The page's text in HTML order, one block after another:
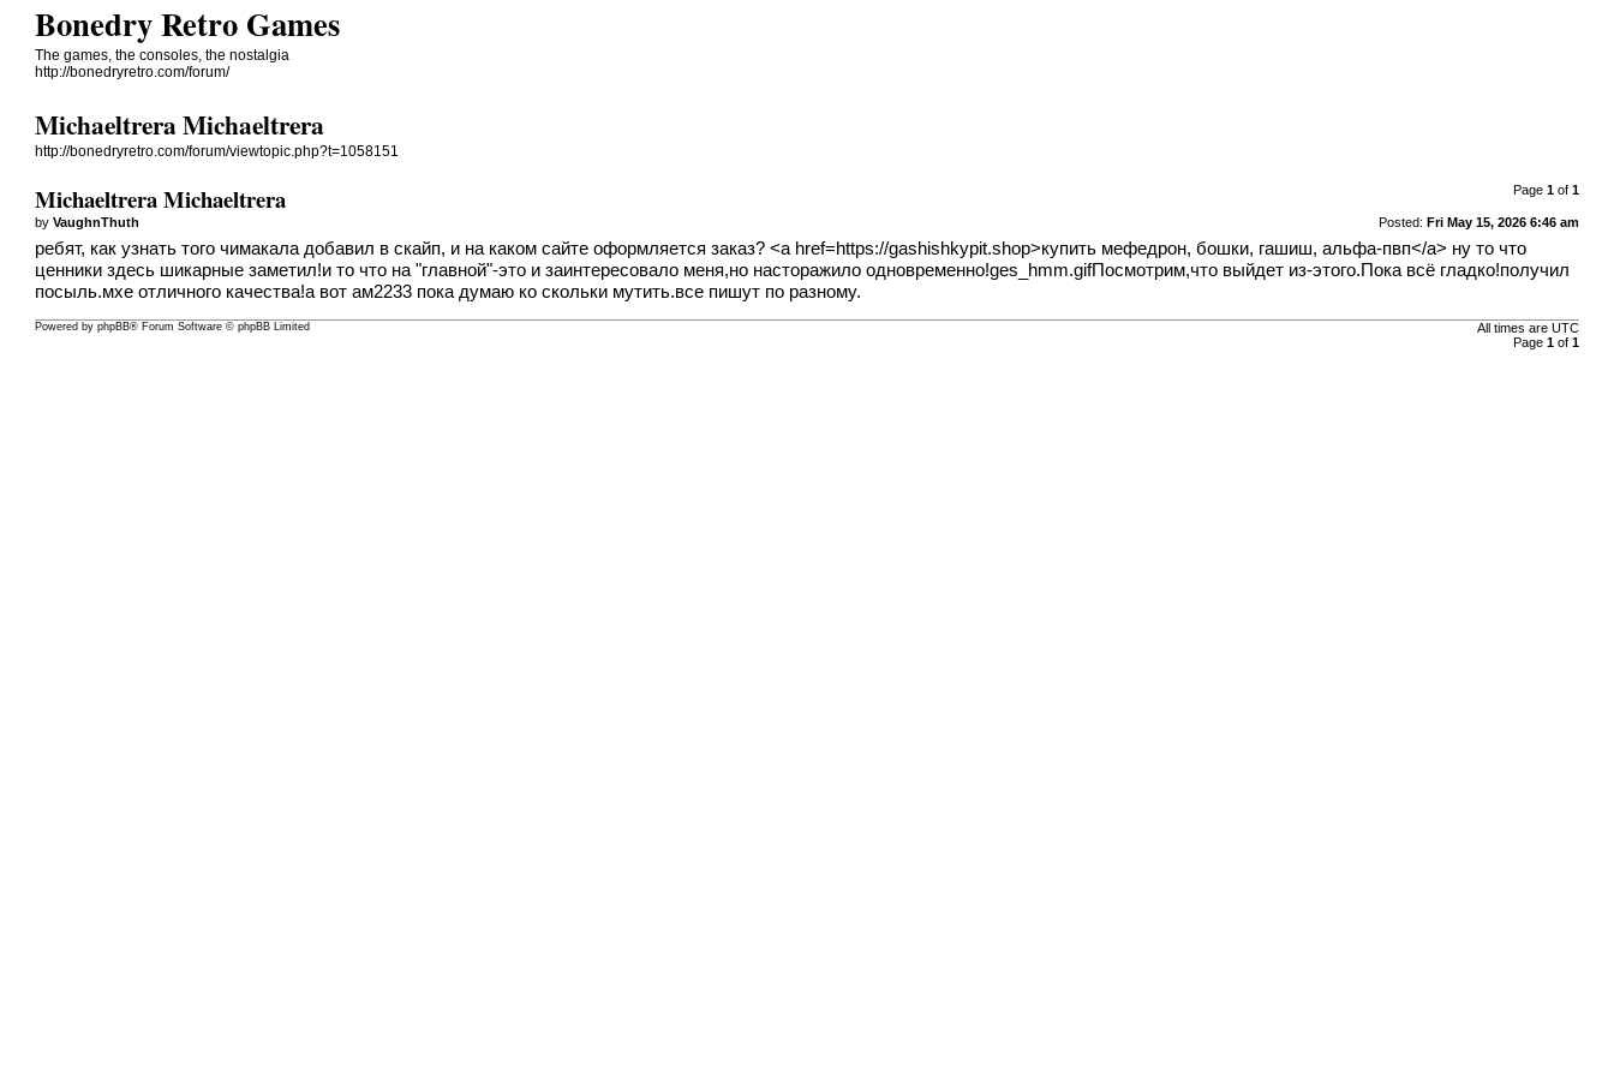
Bonedry Retro Games
The games, the consoles, the nostalgia
http://bonedryretro.com/forum/
Michaeltrera Michaeltrera
http://bonedryretro.com/forum/viewtopic.php?t=1058151
Page 1of 1
Michaeltrera Michaeltrera
Posted: Fri May 15, 2026 6:46 am
byVaughnThuth
ребят, как узнать того чимакала добавил в скайп, и на каком сайте оформляется заказ? <a href=https://gashishkypit.shop>купить мефедрон, бошки, гашиш, альфа-пвп</a> ну то что
ценники здесь шикарные заметил!и то что на "главной"-это и заинтересовало меня,но насторажило одновременно!ges_hmm.gifПосмотрим,что выйдет из-этого.Пока всё гладко!получил
посыль.мхе отличного качества!а вот ам2233 пока думаю ко скольки мутить.все пишут по разному.
All times are UTC
Page 1of 1
Powered byphpBB® Forum Software © phpBB Limited